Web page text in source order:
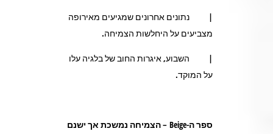
| נתונים אחרונים שמגיעים מאירופה
מצביעים על היחלשות הצמיחה.
| השבוע, איגרות החוב של בלגיה עלו
על המוקד.
ספר ה-Beige – הצמיחה נמשכת אך ישנם